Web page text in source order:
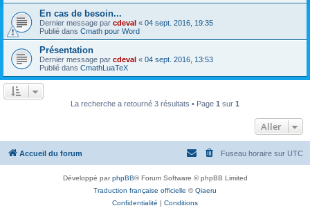
En cas de besoin...
Dernier message par cdeval « 04 sept. 2016, 19:35
Publié dans Cmath pour Word
Présentation
Dernier message par cdeval « 04 sept. 2016, 13:53
Publié dans CmathLuaTeX
La recherche a retourné 3 résultats • Page 1 sur 1
Aller
Accueil du forum Fuseau horaire sur UTC
Développé parphpBB® Forum Software © phpBB Limited
Traduction française officielle ©Qiaeru
Confidentialité | Conditions